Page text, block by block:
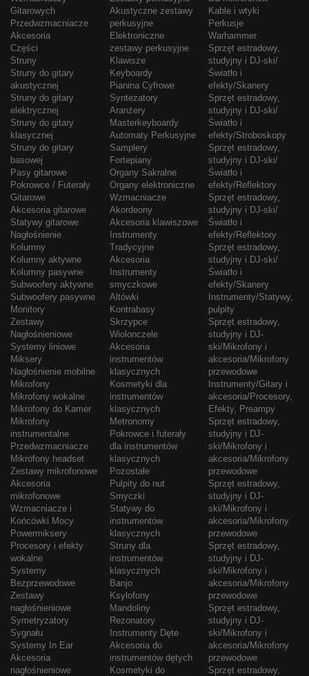
Gitarowych
Przedwzmacniacze
Akcesoria
Części
Struny
Struny do gitary
akustycznej
Struny do gitary
elektrycznej
Struny do gitary
klasycznej
Struny do gitary
basowej
Pasy gitarowe
Pokrowce / Futerały
Gitarowe
Akcesoria gitarowe
Statywy gitarowe
Nagłośnienie
Kolumny
Kolumny aktywne
Kolumny pasywne
Subwoofery aktywne
Subwoofery pasywne
Monitory
Zestawy
Nagłośnieniowe
Systemy liniowe
Miksery
Nagłośnienie mobilne
Mikrofony
Mikrofony wokalne
Mikrofony do Kamer
Mikrofony
instrumentalne
Przedwzmacniacze
Mikrofony headset
Zestawy mikrofonowe
Akcesoria
mikrofonowe
Wzmacniacze i
Końcówki Mocy
Powermiksery
Procesory i efekty
wokalne
Systemy
Bezprzewodowe
Zestawy
nagłośnieniowe
Symetryzatory
Sygnału
Systemy In Ear
Akcesoria
nagłośnieniowe
Akustyczne zestawy
perkusyjne
Elektroniczne
zestawy perkusyjne
Klawisze
Keyboardy
Pianina Cyfrowe
Syntezatory
Aranżery
Masterkeyboardy
Automaty Perkusyjne
Samplery
Fortepiany
Organy Sakralne
Organy elektroniczne
Wzmacniacze
Akordeony
Akcesoria klawiszowe
Instrumenty
Tradycyjne
Akcesoria
Instrumenty
smyczkowe
Altówki
Kontrabasy
Skrzypce
Wiolonczele
Akcesoria
instrumentów
klasycznych
Kosmetyki dla
instrumentów
klasycznych
Metronomy
Pokrowce i futerały
dla instrumentów
klasycznych
Pozostałe
Pulpity do nut
Smyczki
Statywy do
instrumentów
klasycznych
Struny dla
instrumentów
klasycznych
Banjo
Ksylofony
Mandoliny
Rezonatory
Instrumenty Dęte
Akcesoria do
instrumentów dętych
Kosmetyki do
Kable i wtyki
Perkusje
Warhammer
Sprzęt estradowy,
studyjny i DJ-ski/
Światło i
efekty/Skanery
Sprzęt estradowy,
studyjny i DJ-ski/
Światło i
efekty/Stroboskopy
Sprzęt estradowy,
studyjny i DJ-ski/
Światło i
efekty/Reflektory
Sprzęt estradowy,
studyjny i DJ-ski/
Światło i
efekty/Reflektory
Sprzęt estradowy,
studyjny i DJ-ski/
Światło i
efekty/Skanery
Instrumenty/Statywy,
pulpity
Sprzęt estradowy,
studyjny i DJ-
ski/Mikrofony i
akcesoria/Mikrofony
przewodowe
Instrumenty/Gitary i
akcesoria/Procesory,
Efekty, Preampy
Sprzęt estradowy,
studyjny i DJ-
ski/Mikrofony i
akcesoria/Mikrofony
przewodowe
Sprzęt estradowy,
studyjny i DJ-
ski/Mikrofony i
akcesoria/Mikrofony
przewodowe
Sprzęt estradowy,
studyjny i DJ-
ski/Mikrofony i
akcesoria/Mikrofony
przewodowe
Sprzęt estradowy,
studyjny i DJ-
ski/Mikrofony i
akcesoria/Mikrofony
przewodowe
Sprzęt estradowy,